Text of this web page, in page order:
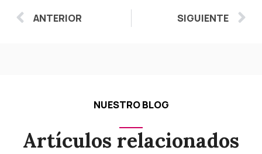
Ant
ANTERIOR SIGUIENTE
NUESTRO BLOG
Artículos relacionados